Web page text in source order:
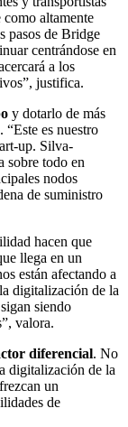
altamente
pasos de Bridge
centrándose en
a los
justifica.
y dotarlo de más
“Este es nuestro
up. Silva-
sobre todo en
nodos
de suministro
hacen que
llega en un
están afectando a
digitalización de la
siendo
valora.
diferencial. No
digitalización de la
un
de